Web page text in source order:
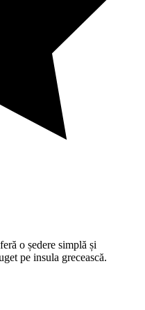
o ședere simplă și
pe insula grecească.